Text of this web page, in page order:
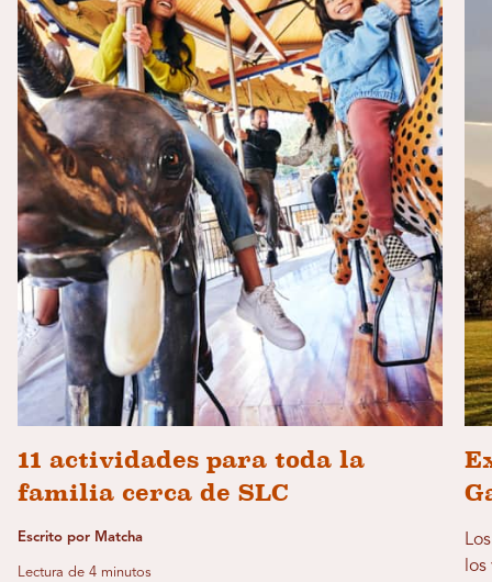
11 actividades para toda la
familia cerca de SLC
Escrito por Matcha
Lectura de 4 minutos
los